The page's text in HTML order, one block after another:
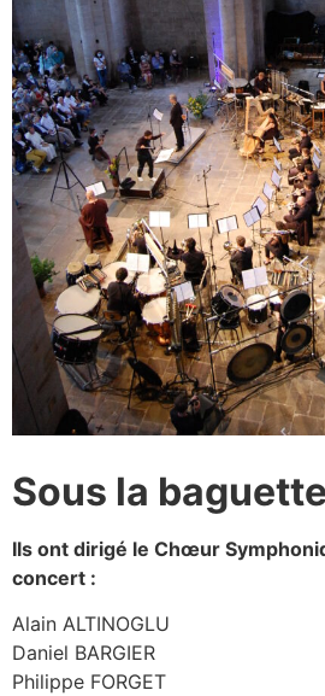
Sous la
Ils ont dirigé le Chœur
concert :
Alain ALTINOGLU
Daniel BARGIER
Philippe FORGET